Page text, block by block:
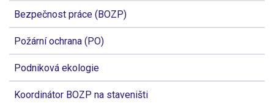
Bezpečnost práce (BOZP)
Požární ochrana (PO)
Podniková ekologie
Koordinátor BOZP na staveništi